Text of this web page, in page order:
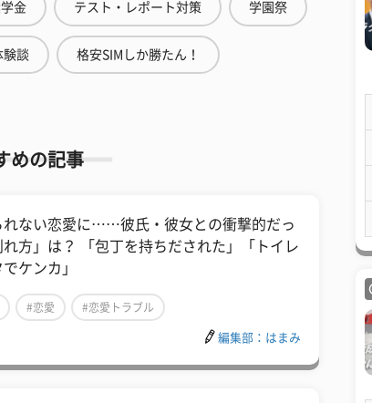
金 テスト・レポート対策 学園祭
験談 格安SIMしか勝たん！
めの記事
れない恋愛に……彼氏・彼女との衝撃的だっ
れ方」は？ 「包丁を持ちだされた」「トイレ
ケンカ」
#恋愛 #恋愛トラブル
編集部：はまみ